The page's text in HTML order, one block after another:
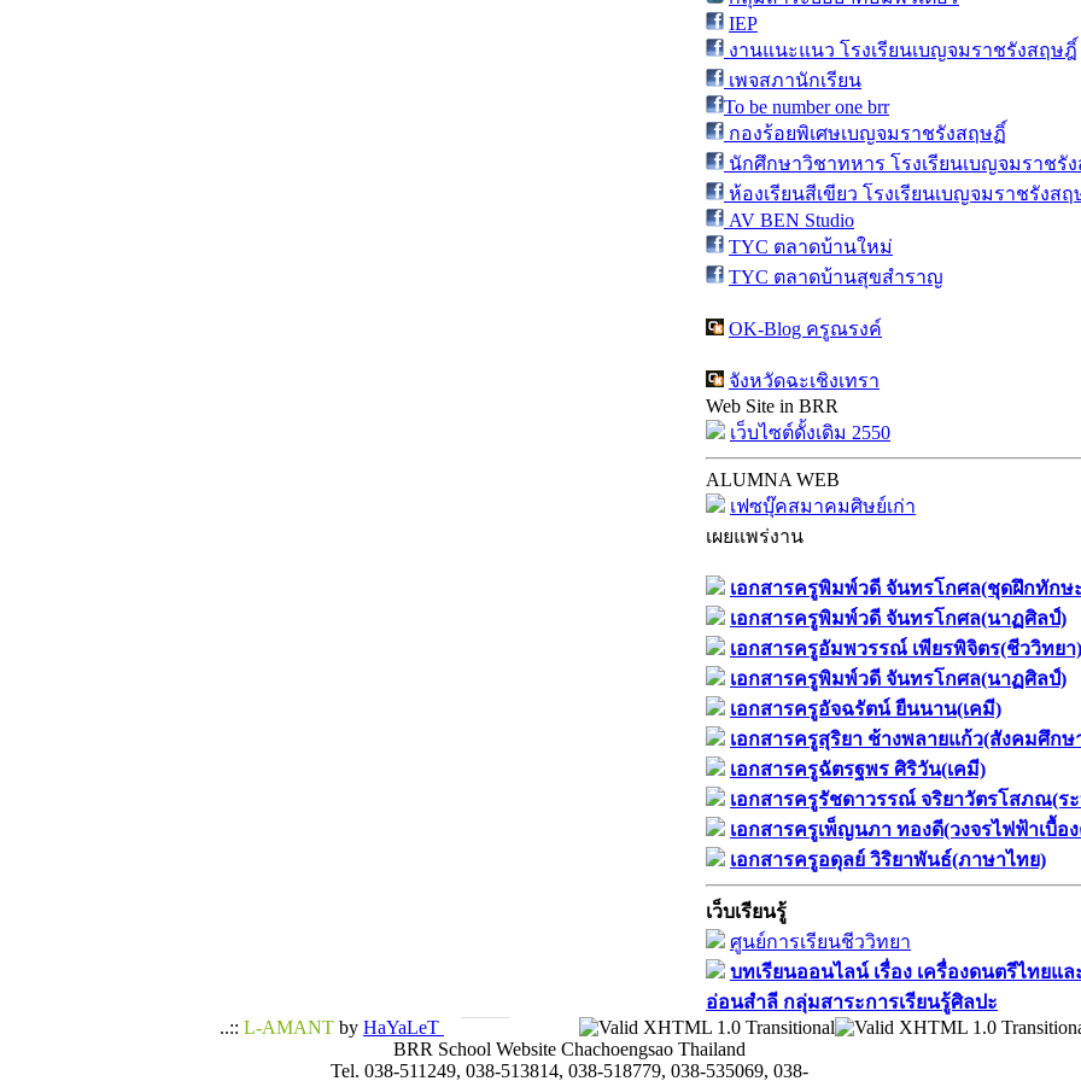
IEP
งานแนะแนว โรงเรียนเบญจมราชรังสฤษฎิ์
เพจสภานักเรียน
To be number one brr
กองร้อยพิเศษเบญจมราชรังสฤษฏิ์
นักศึกษาวิชาทหาร โรงเรียนเบญจมราชรั
ห้องเรียนสีเขียว โรงเรียนเบญจมราชรังสฤ
AV BEN Studio
TYC ตลาดบ้านใหม่
TYC ตลาดบ้านสุขสำราญ
OK-Blog ครูณรงค์
จังหวัดฉะเชิงเทรา
Web Site in BRR
เว็บไซต์ดั้งเดิม 2550
ALUMNA WEB
เฟซบุ๊คสมาคมศิษย์เก่า
เผยแพร่งาน
เอกสารครูพิมพ์วดี จันทรโกศล(ชุดฝึกทักษ
เอกสารครูพิมพ์วดี จันทรโกศล(นาฏศิลป์)
เอกสารครูอัมพวรรณ์ เพียรพิจิตร(ชีววิทยา)
เอกสารครูพิมพ์วดี จันทรโกศล(นาฏศิลป์)
เอกสารครูอัจฉรัตน์ ยืนนาน(เคมี)
เอกสารครูสุริยา ช้างพลายแก้ว(สังคมศึกษ
เอกสารครูฉัตรฐพร ศิริวัน(เคมี)
เอกสารครูรัชดาวรรณ์ จริยาวัตรโสภณ(ร
เอกสารครูเพ็ญนภา ทองดี(วงจรไฟฟ้าเบื้อ
เอกสารครูอดุลย์ วิริยาพันธ์(ภาษาไทย)
เว็บเรียนรู้
ศูนย์การเรียนชีววิทยา
บทเรียนออนไลน์​ เรื่อง​ เครื่องดนตรีไทย
อ่อนสำลี​ กลุ่มสาระการเรียนรู้ศิลปะ
..:: L-AMANT by HaYaLeT
BRR School Website Chachoengsao Thailand
Tel. 038-511249, 038-513814, 038-518779, 038-535069, 038-